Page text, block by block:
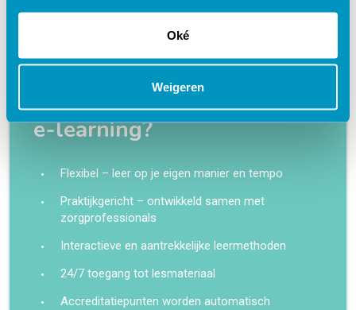
Oké
Weigeren
Waarom kiezen voor deze
e-learning?
Flexibel – leer op je eigen manier en tempo
Praktijkgericht – ontwikkeld samen met
zorgprofessionals
Interactieve en aantrekkelijke leermethoden
24/7 toegang tot lesmateriaal
Accreditatiepunten worden automatisch